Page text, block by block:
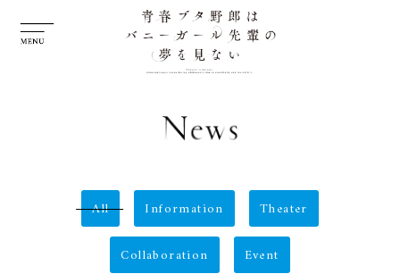
All Information Theater
Collaboration Event